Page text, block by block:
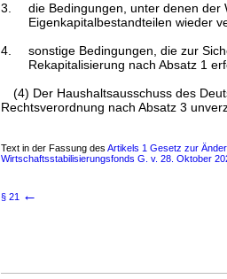
3.
die Bedingungen, unter denen der
Eigenkapitalbestandteilen wieder
4.
sonstige Bedingungen, die zur
Rekapitalisierung nach Absatz 1
(4) Der Haushaltsausschuss des
Rechtsverordnung nach Absatz 3
Text in der Fassung des Artikels 1 Gesetz zur
Wirtschaftsstabilisierungsfonds G. v. 28. Oktober
§ 21 ←